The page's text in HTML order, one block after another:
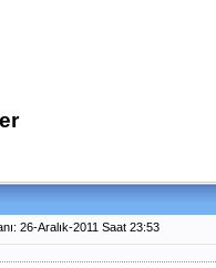
26-Aralık-2011 Saat 23:53